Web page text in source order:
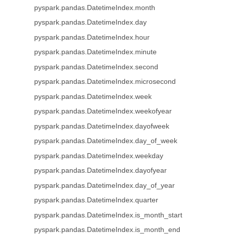
pyspark.pandas.DatetimeIndex.month
pyspark.pandas.DatetimeIndex.day
pyspark.pandas.DatetimeIndex.hour
pyspark.pandas.DatetimeIndex.minute
pyspark.pandas.DatetimeIndex.second
pyspark.pandas.DatetimeIndex.microsecond
pyspark.pandas.DatetimeIndex.week
pyspark.pandas.DatetimeIndex.weekofyear
pyspark.pandas.DatetimeIndex.dayofweek
pyspark.pandas.DatetimeIndex.day_of_week
pyspark.pandas.DatetimeIndex.weekday
pyspark.pandas.DatetimeIndex.dayofyear
pyspark.pandas.DatetimeIndex.day_of_year
pyspark.pandas.DatetimeIndex.quarter
pyspark.pandas.DatetimeIndex.is_month_start
pyspark.pandas.DatetimeIndex.is_month_end